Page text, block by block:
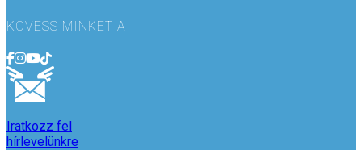
KÖVESS MINKET A
Iratkozz fel
hírlevelünkre